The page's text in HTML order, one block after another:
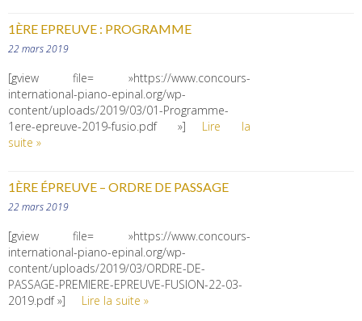
1ÈRE EPREUVE : PROGRAMME
22 mars 2019
[gview file= »https://www.concours-
international-piano-epinal.org/wp-
content/uploads/2019/03/01-Programme-
1ere-epreuve-2019-fusio.pdf »]
Lire la
suite »
1ÈRE ÉPREUVE – ORDRE DE PASSAGE
22 mars 2019
[gview file= »https://www.concours-
international-piano-epinal.org/wp-
content/uploads/2019/03/ORDRE-DE-
PASSAGE-PREMIERE-EPREUVE-FUSION-22-03-
2019.pdf »]
Lire la suite »